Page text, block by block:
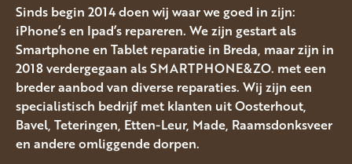
Sinds begin 2014 doen wij waar we goed in zijn:
iPhone’s en Ipad’s repareren. We zijn gestart als
Smartphone en Tablet reparatie in Breda, maar zijn in
2018 verdergegaan als SMARTPHONE&ZO. met een
breder aanbod van diverse reparaties. Wij zijn een
specialistisch bedrijf met klanten uit Oosterhout,
Bavel, Teteringen, Etten-Leur, Made, Raamsdonksveer
en andere omliggende dorpen.